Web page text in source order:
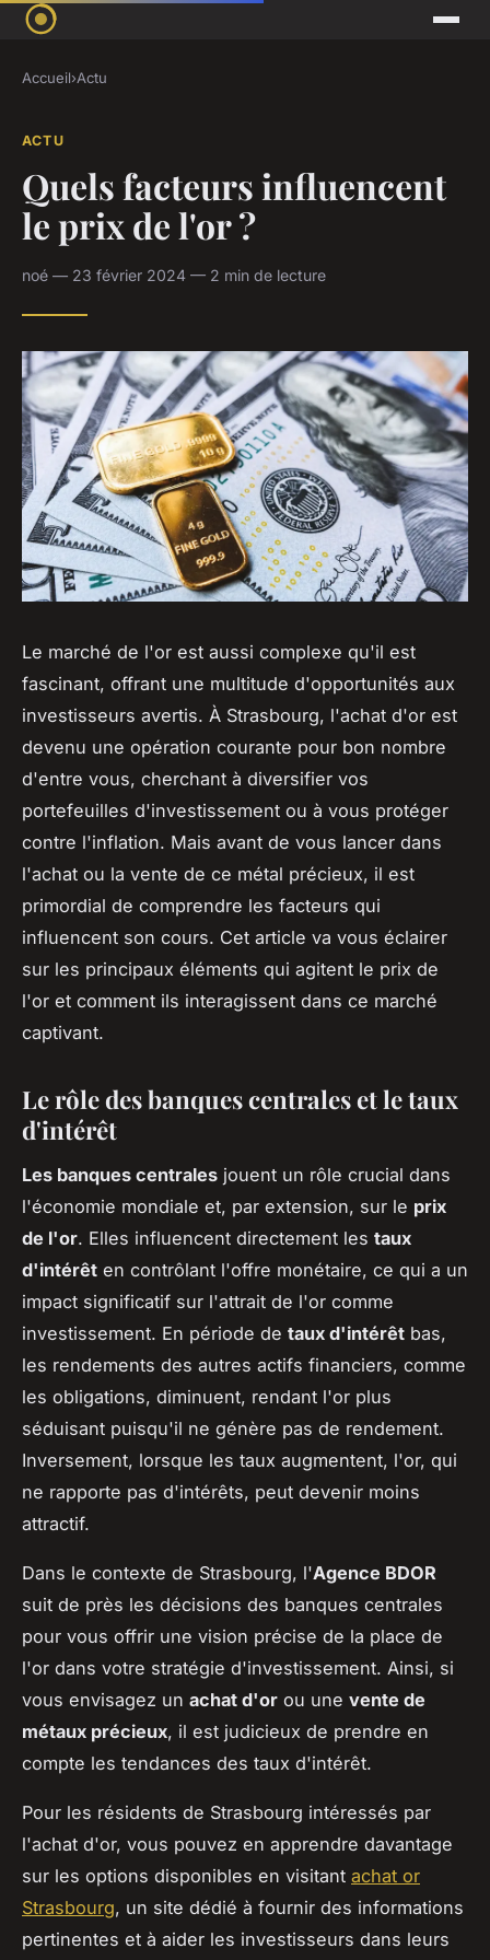
Accueil›Actu
ACTU
Quels facteurs influencent
le prix de l'or ?
noé — 23 février 2024 — 2 min de lecture
Le marché de l'or est aussi complexe qu'il est
fascinant, offrant une multitude d'opportunités aux
investisseurs avertis. À Strasbourg, l'achat d'or est
devenu une opération courante pour bon nombre
d'entre vous, cherchant à diversifier vos
portefeuilles d'investissement ou à vous protéger
contre l'inflation. Mais avant de vous lancer dans
l'achat ou la vente de ce métal précieux, il est
primordial de comprendre les facteurs qui
influencent son cours. Cet article va vous éclairer
sur les principaux éléments qui agitent le prix de
l'or et comment ils interagissent dans ce marché
captivant.
Le rôle des banques centrales et le taux
d'intérêt
Les banques centrales jouent un rôle crucial dans
l'économie mondiale et, par extension, sur le prix
de l'or. Elles influencent directement les taux
d'intérêt en contrôlant l'offre monétaire, ce qui a un
impact significatif sur l'attrait de l'or comme
investissement. En période de taux d'intérêt bas,
les rendements des autres actifs financiers, comme
les obligations, diminuent, rendant l'or plus
séduisant puisqu'il ne génère pas de rendement.
Inversement, lorsque les taux augmentent, l'or, qui
ne rapporte pas d'intérêts, peut devenir moins
attractif.
Dans le contexte de Strasbourg, l'Agence BDOR
suit de près les décisions des banques centrales
pour vous offrir une vision précise de la place de
l'or dans votre stratégie d'investissement. Ainsi, si
vous envisagez un achat d'or ou une vente de
métaux précieux, il est judicieux de prendre en
compte les tendances des taux d'intérêt.
Pour les résidents de Strasbourg intéressés par
l'achat d'or, vous pouvez en apprendre davantage
sur les options disponibles en visitant achat or
Strasbourg, un site dédié à fournir des informations
pertinentes et à aider les investisseurs dans leurs